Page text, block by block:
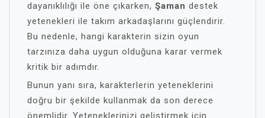
dayanıklılığı ile öne çıkarken, Şaman destek
yetenekleri ile takım arkadaşlarını güçlendirir.
Bu nedenle, hangi karakterin sizin oyun
tarzınıza daha uygun olduğuna karar vermek
kritik bir adımdır.
Bunun yanı sıra, karakterlerin yeteneklerini
doğru bir şekilde kullanmak da son derece
önemlidir. Yeteneklerinizi geliştirmek için